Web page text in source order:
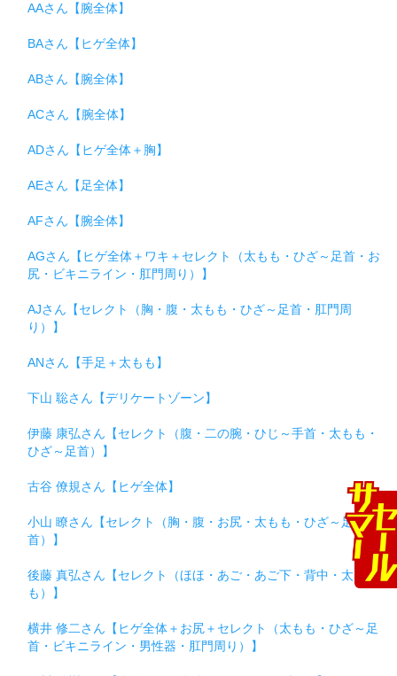
AAさん【腕全体】
BAさん【ヒゲ全体】
ABさん【腕全体】
ACさん【腕全体】
ADさん【ヒゲ全体＋胸】
AEさん【足全体】
AFさん【腕全体】
AGさん【ヒゲ全体＋ワキ＋セレクト（太もも・ひざ～足首・お
尻・ビキニライン・肛門周り）】
AJさん【セレクト（胸・腹・太もも・ひざ～足首・肛門周
り）】
ANさん【手足＋太もも】
下山 聡さん【デリケートゾーン】
伊藤 康弘さん【セレクト（腹・二の腕・ひじ～手首・太もも・
ひざ～足首）】
古谷 僚規さん【ヒゲ全体】
小山 瞭さん【セレクト（胸・腹・お尻・太もも・ひざ～足
首）】
後藤 真弘さん【セレクト（ほほ・あご・あご下・背中・太も
も）】
横井 修二さん【ヒゲ全体＋お尻＋セレクト（太もも・ひざ～足
首・ビキニライン・男性器・肛門周り）】